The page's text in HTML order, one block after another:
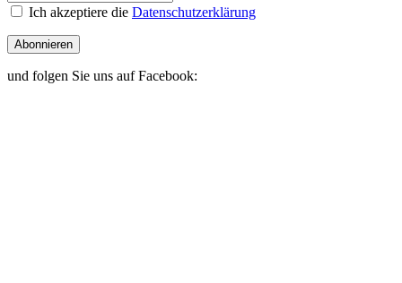
Ich akzeptiere die Datenschutzerklärung
Abonnieren
und folgen Sie uns auf Facebook: